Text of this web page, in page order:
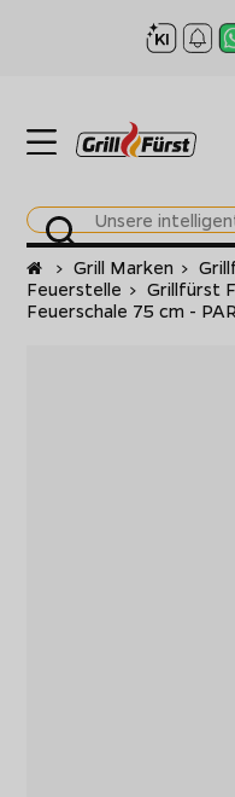
Startseite
> Grill Marken >
Feuerstelle > Grillfürst
Feuerschale 75 cm -